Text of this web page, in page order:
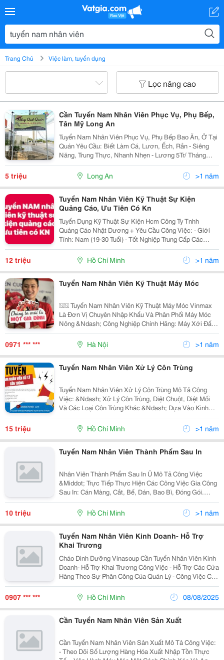
Trang Chủ Việc làm, tuyển dụng
Lọc nâng cao
Cần Tuyển Nam Nhân Viên Phục Vụ, Phụ Bếp,
Tân Mỹ Long An
Tuyển Nam Nhân Viên Phục Vụ, Phụ Bếp Bao Ăn, Ở Tại
Quán Yêu Cầu: Biết Làm Cá, Lươn, Ếch, Rắn - Siêng
Năng, Trung Thực, Nhanh Nhẹn - Lương 5Tr/ Tháng
(Chưa Tính Tip Của Khách, Thưởng) Nơi Làm Việc: Dt
822 Ấp Chánh, Tân Mỹ, Đức Hoà, Long An ...
5 triệu Long An >1 năm
Tuyển Nam Nhân Viên Kỹ Thuật Sự Kiện
Quảng Cáo, Ưu Tiên Có Kn
Tuyển Dụng Kỹ Thuật Sự Kiện Hcm Công Ty Tnhh
Quảng Cáo Nhật Dương + Yêu Cầu Công Việc: - Giới
Tính: Nam (19-30 Tuổi) - Tốt Nghiệp Trung Cấp Các
Ngành Liên Quan Kỹ Thuật, Rành Tuyến Đường Tphcm.
- Có Kinh Nghiệm Trong Ngành Sự Kiện &Ndash;...
12 triệu Hồ Chí Minh >1 năm
Tuyển Nam Nhân Viên Kỹ Thuật Máy Móc
�� Tuyển Nam Nhân Viên Kỹ Thuật Máy Móc Vinmax
Là Đơn Vị Chuyên Nhập Khẩu Và Phân Phối Máy Móc
Nông &Ndash; Công Nghiệp Chính Hãng: Máy Xới Đất,
Máy Xịt Rửa, Máy Thổi Lá, Máy Gặt Mini, Động Cơ, Phụ
Tùng ,... Do Nhu Cầu Mở Rộng Thị Trường Và Phục
0971 *** *** Hà Nội >1 năm
Tuyển Nam Nhân Viên Xử Lý Côn Trùng
Tuyển Nam Nhân Viên Xử Lý Côn Trùng Mô Tả Công
Việc: &Ndash; Xử Lý Côn Trùng, Diệt Chuột, Diệt Mối
Và Các Loại Côn Trùng Khác &Ndash; Dựa Vào Kinh
Nghiệm Và Kiến Thức Để Tư Vấn Hoặc Giải Đáp Thắc
Mắc Của Khách Hàng. &Ndash; Thực Hiện Các Yêu...
15 triệu Hồ Chí Minh >1 năm
Tuyển Nam Nhân Viên Thành Phẩm Sau In
Nhân Viên Thành Phẩm Sau In Ü Mô Tả Công Việc
&Middot; Trực Tiếp Thực Hiện Các Công Việc Gia Công
Sau In: Cán Màng, Cắt, Bế, Dán, Bao Bì, Đóng Gói.
&Middot; Kiểm Soát Số Lượng Và Chất Lượng Trong
10 triệu Hồ Chí Minh >1 năm
Tuyển Nam Nhân Viên Kinh Doanh- Hỗ Trợ
Khai Trương
Cháo Dinh Dưỡng Vinasoup Cần Tuyển Nhân Viên Kinh
Doanh- Hỗ Trợ Khai Trương Công Việc - Hỗ Trợ Các Cửa
Hàng Theo Sự Phân Công Của Quản Lý - Công Việc Của
Bạn Đôi Khi Có Thể Phải Đi Công Tác Tỉnh Hỗ Trợ Các
Cửa Hàng Khai Trương. (Chí Phí...
0907 *** *** Hồ Chí Minh 08/08/2025
Cần Tuyển Nam Nhân Viên Sản Xuất
Cần Tuyển Nam Nhân Viên Sản Xuất Mô Tả Công Việc:
- Theo Dõi Số Lượng Hàng Hóa Xuất Nhập Tồn Thực